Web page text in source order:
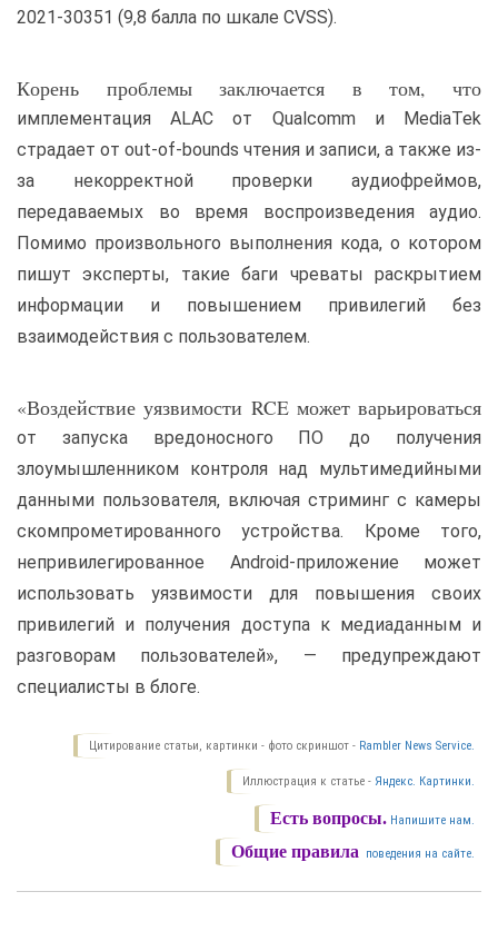
2021-30351 (9,8 балла по шкале CVSS).
Корень проблемы заключается в том, что
имплементация ALAC от Qualcomm и MediaTek
страдает от out-of-bounds чтения и записи, а также из-
за некорректной проверки аудиофреймов,
передаваемых во время воспроизведения аудио.
Помимо произвольного выполнения кода, о котором
пишут эксперты, такие баги чреваты раскрытием
информации и повышением привилегий без
взаимодействия с пользователем.
«Воздействие уязвимости RCE может варьироваться
от запуска вредоносного ПО до получения
злоумышленником контроля над мультимедийными
данными пользователя, включая стриминг с камеры
скомпрометированного устройства. Кроме того,
непривилегированное Android-приложение может
использовать уязвимости для повышения своих
привилегий и получения доступа к медиаданным и
разговорам пользователей», — предупреждают
специалисты в блоге.
Цитирование статьи, картинки - фото скриншот - Rambler News Service.
Иллюстрация к статье - Яндекс. Картинки.
Есть вопросы. Напишите нам.
Общие правила поведения на сайте.